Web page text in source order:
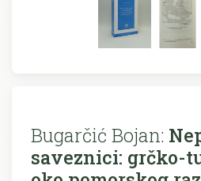
Bugarčić Bojan:
saveznici: grčko-